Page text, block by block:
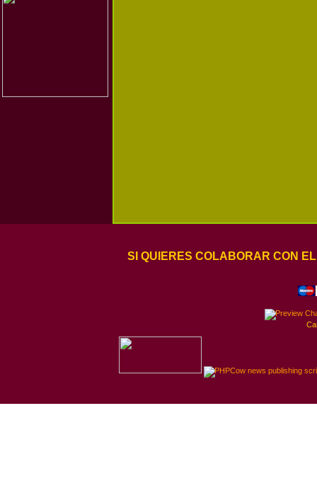
SI QUIERES COLABORAR CON